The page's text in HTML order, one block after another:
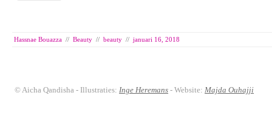
Hassnae Bouazza // Beauty // beauty // januari 16, 2018
© Aicha Qandisha - Illustraties: Inge Heremans - Website: Majda Ouhajji